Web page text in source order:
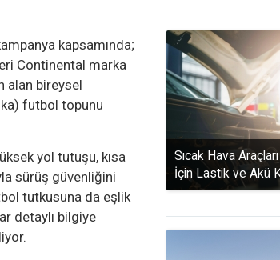
kapsamında;
Continental marka
alan bireysel
futbol topunu
yol tutuşu, kısa
sürüş güvenliğini
tutkusuna da eşlik
detaylı bilgiye
Sıcak Hava
İçin Lastik ve Akü